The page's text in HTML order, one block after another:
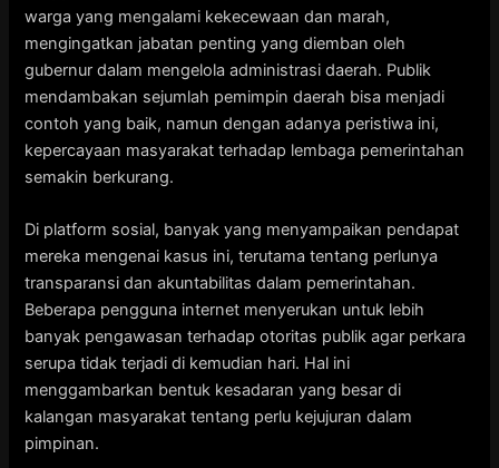
warga yang mengalami kekecewaan dan marah,
mengingatkan jabatan penting yang diemban oleh
gubernur dalam mengelola administrasi daerah. Publik
mendambakan sejumlah pemimpin daerah bisa menjadi
contoh yang baik, namun dengan adanya peristiwa ini,
kepercayaan masyarakat terhadap lembaga pemerintahan
semakin berkurang.
Di platform sosial, banyak yang menyampaikan pendapat
mereka mengenai kasus ini, terutama tentang perlunya
transparansi dan akuntabilitas dalam pemerintahan.
Beberapa pengguna internet menyerukan untuk lebih
banyak pengawasan terhadap otoritas publik agar perkara
serupa tidak terjadi di kemudian hari. Hal ini
menggambarkan bentuk kesadaran yang besar di
kalangan masyarakat tentang perlu kejujuran dalam
pimpinan.